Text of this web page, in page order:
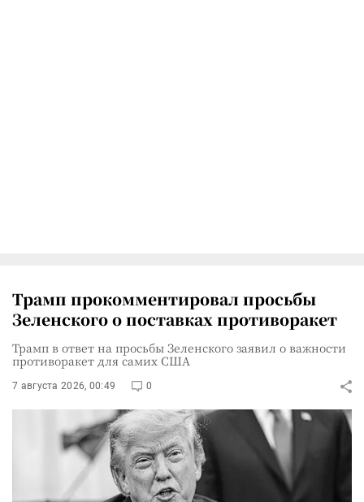
Трамп прокомментировал просьбы
Зеленского о поставках противоракет
Трамп в ответ на просьбы Зеленского заявил о важности
противоракет для самих США
7 августа 2026, 00:49 0